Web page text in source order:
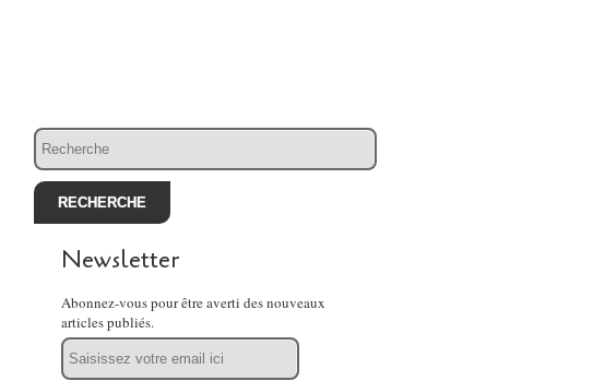
Newsletter
Abonnez-vous pour être averti des nouveaux
articles publiés.
Email